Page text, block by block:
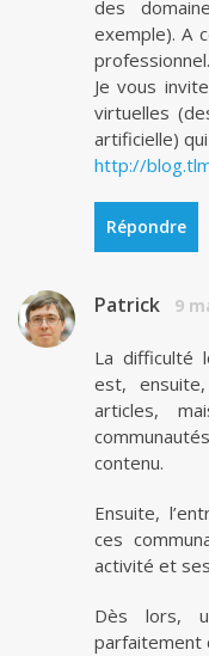
des
exemple). A
professionnel.
Je vous
virtuelles
artificielle)
http://
Répondre
Patrick 9
La difficulté
est,
articles,
contenu.
Ensuite,
ces
activité et
Dès lors,
parfaitement